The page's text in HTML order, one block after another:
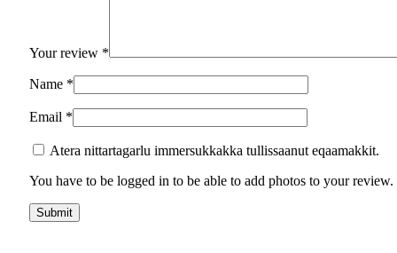
Your review *
Name *
Email *
Atera nittartagarlu immersukkakka tullissaanut eqaamakkit.
You have to be logged in to be able to add photos to your review.